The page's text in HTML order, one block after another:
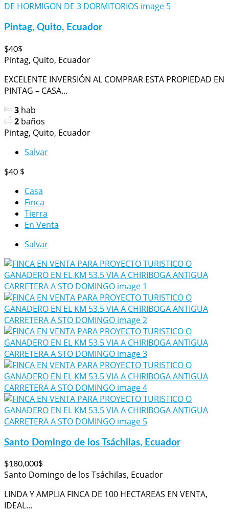
Pintag, Quito, Ecuador
$40$
Pintag, Quito, Ecuador
EXCELENTE INVERSIÓN AL COMPRAR ESTA PROPIEDAD EN
PINTAG – CASA...
3 hab
2 baños
Pintag, Quito, Ecuador
Salvar
$40 $
Casa
Finca
Tierra
En Venta
Salvar
Santo Domingo de los Tsáchilas, Ecuador
$180,000$
Santo Domingo de los Tsáchilas, Ecuador
LINDA Y AMPLIA FINCA DE 100 HECTAREAS EN VENTA,
IDEAL...